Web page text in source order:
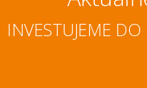
INVESTUJEME